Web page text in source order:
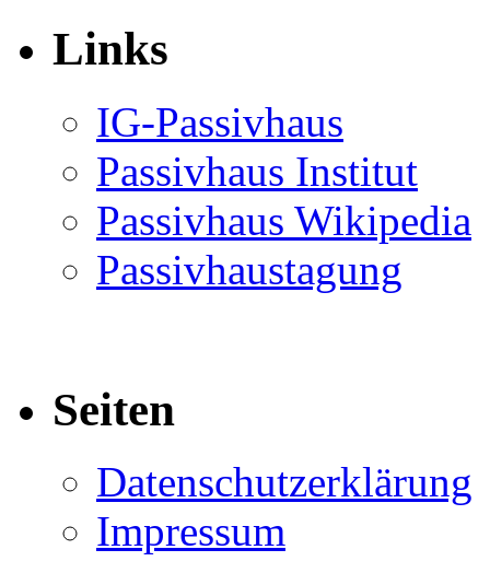
Links
IG-Passivhaus
Passivhaus Institut
Passivhaus Wikipedia
Passivhaustagung
Seiten
Datenschutzerklärung
Impressum